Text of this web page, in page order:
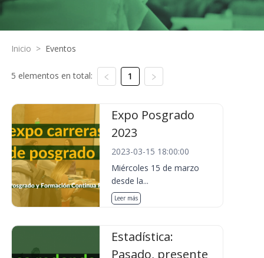
Inicio > Eventos
5 elementos en total: 1
Expo Posgrado
2023
2023-03-15 18:00:00
Miércoles 15 de marzo
desde la...
Leer más
Estadística:
Pasado, presente